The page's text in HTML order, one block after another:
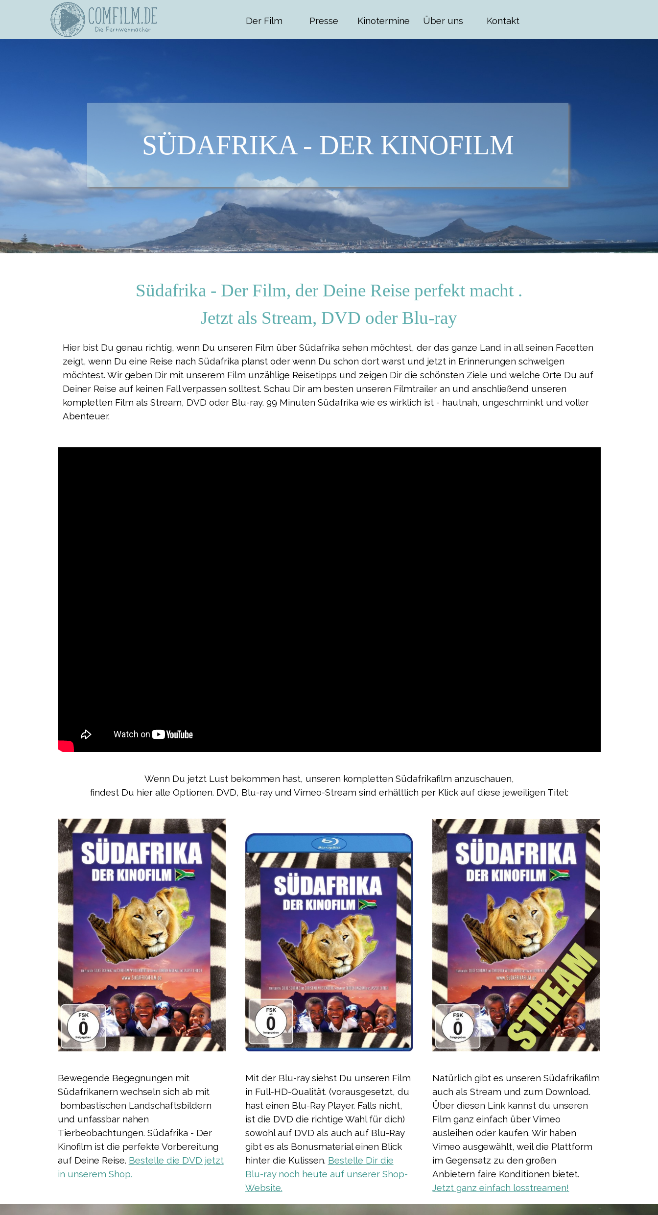
Der Film Presse Kinotermine Über uns Kontakt
SÜDAFRIKA - DER KINOFILM
Südafrika - Der Film, der Deine Reise perfekt macht .
Jetzt als Stream, DVD oder Blu-ray
Hier bist Du genau richtig, wenn Du unseren Film über Südafrika sehen möchtest, der das ganze Land in all seinen Facetten
zeigt, wenn Du eine Reise nach Südafrika planst oder wenn Du schon dort warst und jetzt in Erinnerungen schwelgen
möchtest. Wir geben Dir mit unserem Film unzählige Reisetipps und zeigen Dir die schönsten Ziele und welche Orte Du auf
Deiner Reise auf keinen Fall verpassen solltest. Schau Dir am besten unseren Filmtrailer an und anschließend unseren
kompletten Film als Stream, DVD oder Blu-ray. 99 Minuten Südafrika wie es wirklich ist - hautnah, ungeschminkt und voller
Abenteuer.
Wenn Du jetzt Lust bekommen hast, unseren kompletten Südafrikafilm anzuschauen,
findest Du hier alle Optionen. DVD, Blu-ray und Vimeo-Stream sind erhältlich per Klick auf diese jeweiligen Titel:
Bewegende Begegnungen mit
Südafrikanern wechseln sich ab mit
bombastischen Landschaftsbildern
und unfassbar nahen
Tierbeobachtungen. Südafrika - Der
Kinofilm ist die perfekte Vorbereitung
auf Deine Reise. Bestelle die DVD jetzt
in unserem Shop.
Mit der Blu-ray siehst Du unseren Film
in Full-HD-Qualität. (vorausgesetzt, du
hast einen Blu-Ray Player. Falls nicht,
ist die DVD die richtige Wahl für dich)
sowohl auf DVD als auch auf Blu-Ray
gibt es als Bonusmaterial einen Blick
hinter die Kulissen. Bestelle Dir die
Blu-ray noch heute auf unserer Shop-
Website.
Natürlich gibt es unseren Südafrikafilm
auch als Stream und zum Download.
Über diesen Link kannst du unseren
Film ganz einfach über Vimeo
ausleihen oder kaufen. Wir haben
Vimeo ausgewählt, weil die Plattform
im Gegensatz zu den großen
Anbietern faire Konditionen bietet.
Jetzt ganz einfach losstreamen!